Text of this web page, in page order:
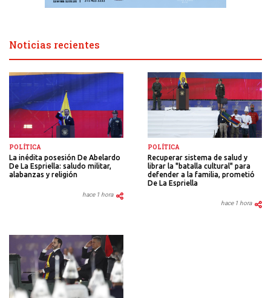
Noticias recientes
POLÍTICA
La inédita posesión De Abelardo
De La Espriella: saludo militar,
alabanzas y religión
hace 1 hora
POLÍTICA
Recuperar sistema de salud y
librar la "batalla cultural" para
defender a la familia, prometió
De La Espriella
hace 1 hora